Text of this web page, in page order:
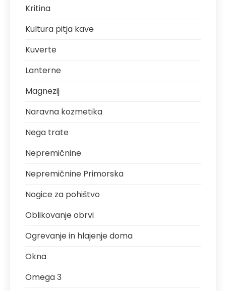
Kritina
Kultura pitja kave
Kuverte
Lanterne
Magnezij
Naravna kozmetika
Nega trate
Nepremičnine
Nepremičnine Primorska
Nogice za pohištvo
Oblikovanje obrvi
Ogrevanje in hlajenje doma
Okna
Omega 3